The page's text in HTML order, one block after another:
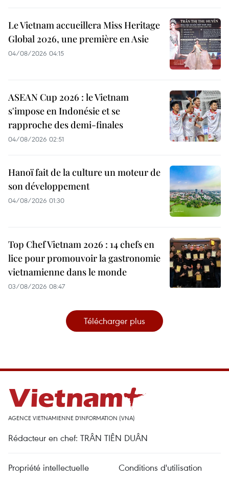
Le Vietnam accueillera Miss Heritage
Global 2026, une première en Asie
04/08/2026 04:15
ASEAN Cup 2026 : le Vietnam
s'impose en Indonésie et se
rapproche des demi-finales
04/08/2026 02:51
Hanoï fait de la culture un moteur de
son développement
04/08/2026 01:30
Top Chef Vietnam 2026 : 14 chefs en
lice pour promouvoir la gastronomie
vietnamienne dans le monde
03/08/2026 08:47
Télécharger plus
AGENCE VIETNAMIENNE D'INFORMATION (VNA)
Rédacteur en chef: TRÂN TIÊN DUÂN
Propriété intellectuelle
Conditions d'utilisation